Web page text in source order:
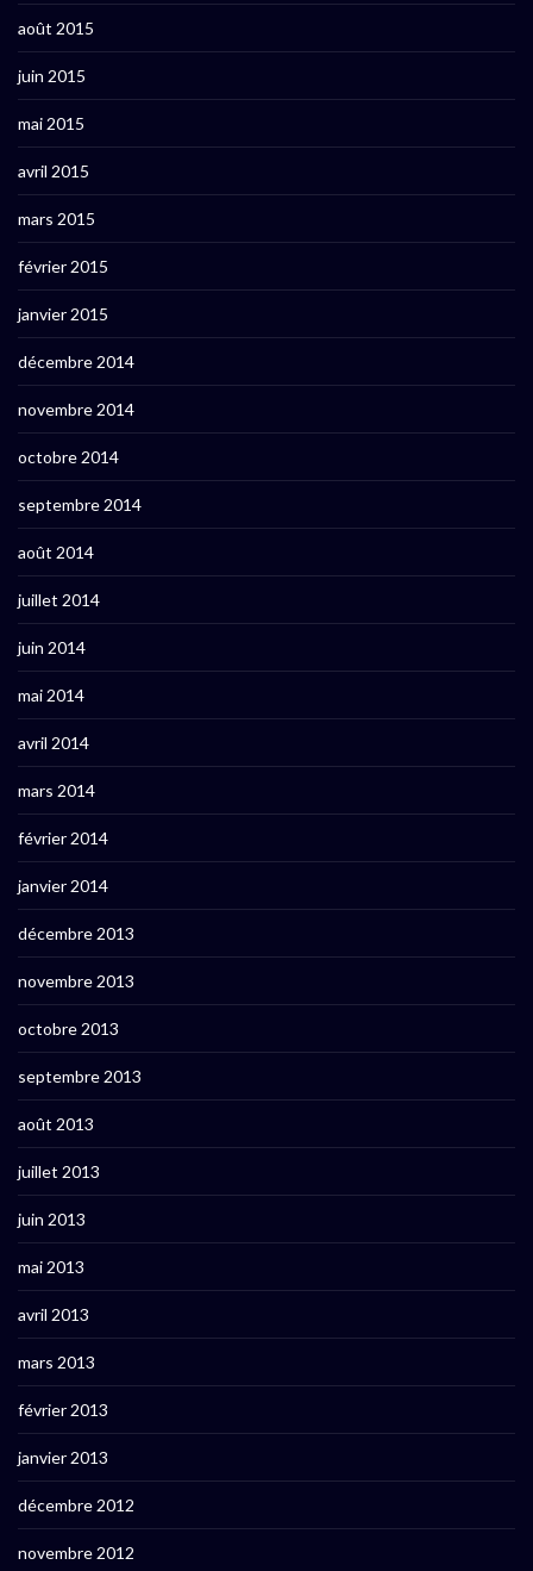
août 2015
juin 2015
mai 2015
avril 2015
mars 2015
février 2015
janvier 2015
décembre 2014
novembre 2014
octobre 2014
septembre 2014
août 2014
juillet 2014
juin 2014
mai 2014
avril 2014
mars 2014
février 2014
janvier 2014
décembre 2013
novembre 2013
octobre 2013
septembre 2013
août 2013
juillet 2013
juin 2013
mai 2013
avril 2013
mars 2013
février 2013
janvier 2013
décembre 2012
novembre 2012